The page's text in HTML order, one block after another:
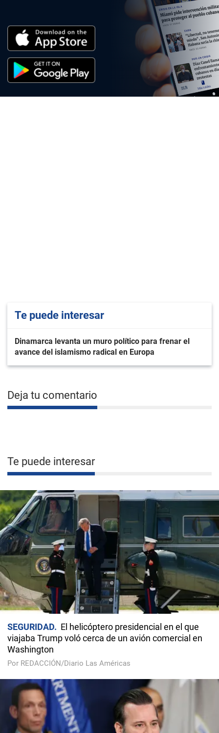
Te puede interesar
Dinamarca levanta un muro político para frenar el
avance del islamismo radical en Europa
Deja tu comentario
Te puede interesar
SEGURIDAD
El helicóptero presidencial en el que
viajaba Trump voló cerca de un avión comercial en
Washington
Por REDACCIÓN/Diario Las Américas